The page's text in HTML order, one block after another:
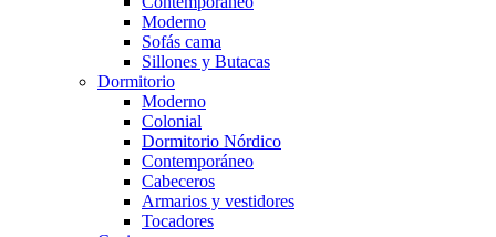
Moderno
Sofás cama
Sillones y Butacas
Dormitorio
Moderno
Colonial
Dormitorio Nórdico
Contemporáneo
Cabeceros
Armarios y vestidores
Tocadores